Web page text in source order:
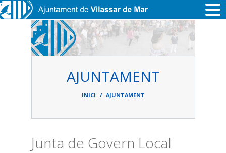
Vés al contingut
AJUNTAMENT
d'ariadna
INICI AJUNTAMENT
Junta de Govern Local